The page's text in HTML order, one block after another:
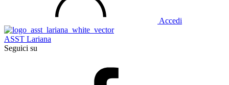
Accedi
ASST Lariana
Seguici su